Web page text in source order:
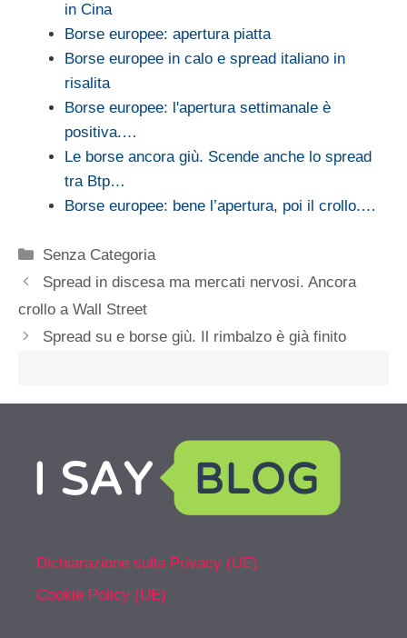
in Cina
Borse europee: apertura piatta
Borse europee in calo e spread italiano in
risalita
Borse europee: l'apertura settimanale è
positiva.…
Le borse ancora giù. Scende anche lo spread
tra Btp…
Borse europee: bene l’apertura, poi il crollo.…
Categorie
Senza Categoria
Spread in discesa ma mercati nervosi. Ancora
crollo a Wall Street
Spread su e borse giù. Il rimbalzo è già finito
Dichiarazione sulla Privacy (UE)
Cookie Policy (UE)